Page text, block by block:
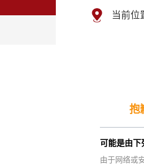
当前位
抱
可能是由下
由于网络或